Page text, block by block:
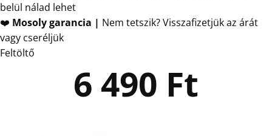
belül nálad lehet
❤️ Mosoly garancia | Nem tetszik? Visszafizetjük az árát
vagy cseréljük
Feltöltő
6 490 Ft